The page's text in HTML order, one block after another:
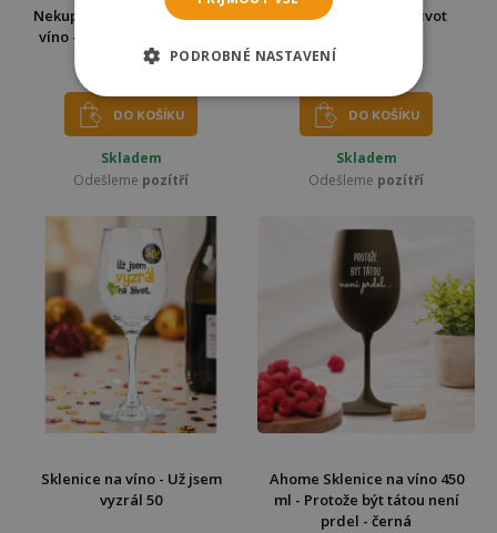
Nekupto Párové sklenice na
víno - Pan a paní Dokonalý
499 Kč
DO KOŠÍKU
Skladem
Odešleme pozítří
Sklenice na víno - Život
DO KOŠÍKU
Skladem
Odešleme pozítří
Sklenice na víno - Už jsem
vyzrál 50
Ahome Sklenice na víno 450
ml - Protože být tátou není
prdel - černá
PODROBNÉ NASTAVENÍ